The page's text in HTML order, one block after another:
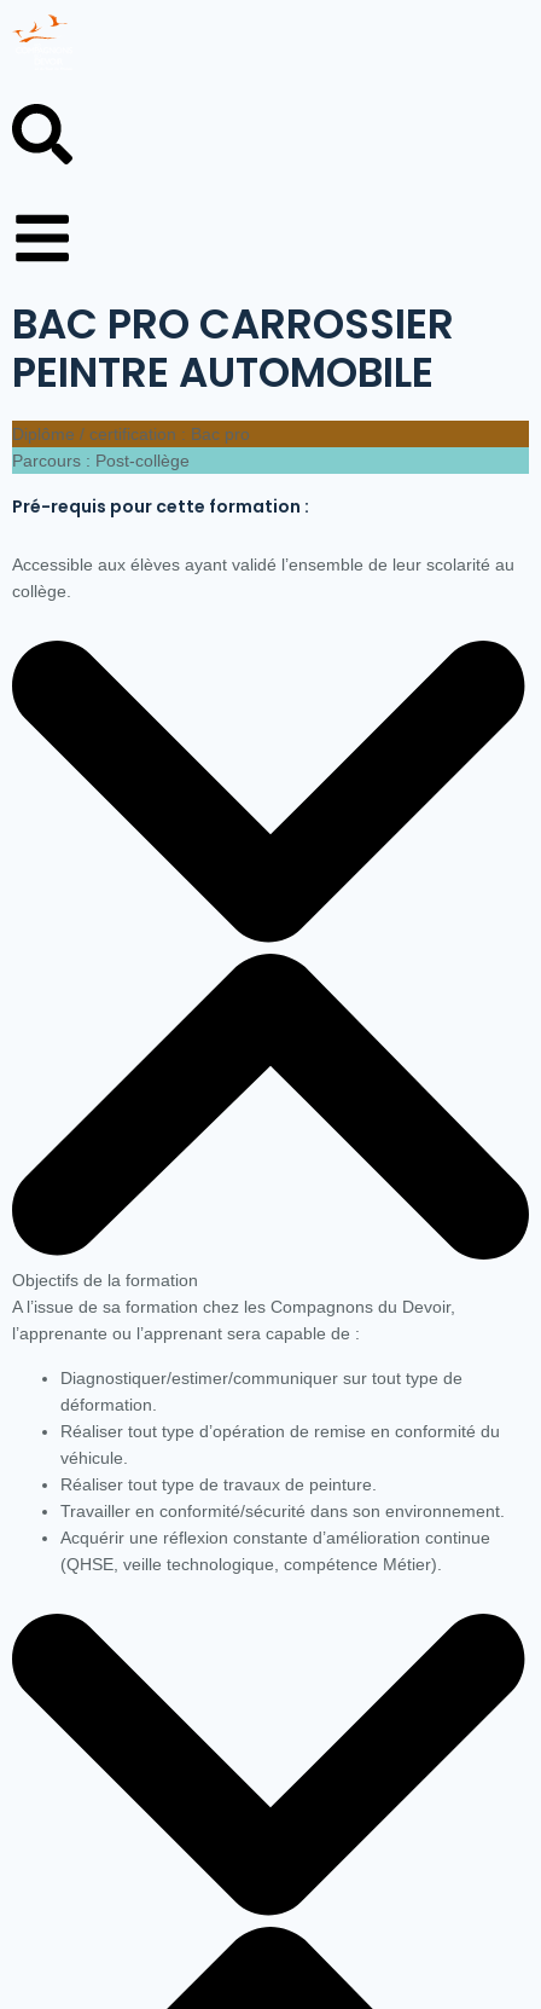
BAC PRO CARROSSIER
PEINTRE AUTOMOBILE
Diplôme / certification : Bac pro
Parcours : Post-collège
Pré-requis pour cette formation :
Accessible aux élèves ayant validé l’ensemble de leur scolarité au
collège.
Objectifs de la formation
A l’issue de sa formation chez les Compagnons du Devoir,
l’apprenante ou l’apprenant sera capable de :
Diagnostiquer/estimer/communiquer sur tout type de
déformation.
Réaliser tout type d’opération de remise en conformité du
véhicule.
Réaliser tout type de travaux de peinture.
Travailler en conformité/sécurité dans son environnement.
Acquérir une réflexion constante d’amélioration continue
(QHSE, veille technologique, compétence Métier).